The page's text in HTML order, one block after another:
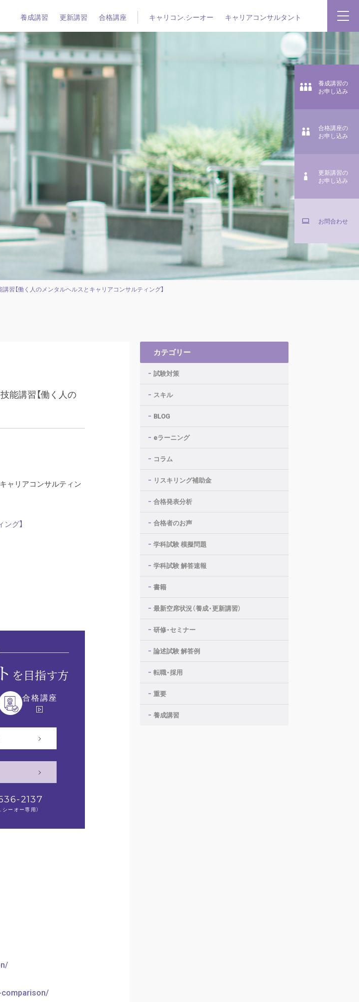
養成講習 更新講習 合格講座 キャリコン.シーオー キャリアコンサルタント
養成講習の
お申し込み
合格講座の
お申し込み
更新講習の
お申し込み
お問合わせ
講習【働く人のメンタルヘルスとキャリアコンサルティング】
能講習【働く人の
ャリアコンサルティン
グ】
を目指す方
合格講座
2137
ーオー専用）
カテゴリー
試験対策
スキル
BLOG
eラーニング
コラム
リスキリング補助金
合格発表分析
合格者のお声
学科試験 模擬問題
学科試験 解答速報
書籍
最新空席状況（養成・更新講習）
研修・セミナー
論述試験 解答例
転職・採用
重要
養成講習